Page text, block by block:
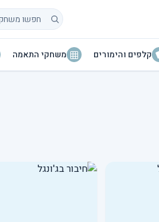
חיפוש משחקים
קלפים והימורים משחקי התאמה